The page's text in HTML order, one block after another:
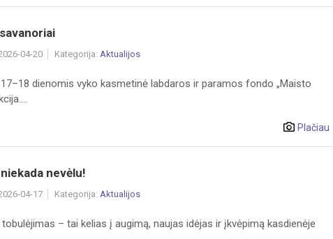
04-20 Kategorija: Aktualijos
17–18 dienomis vyko kasmetinė labdaros ir paramos fondo „Maisto
Plačiau
nevėlu!
04-17 Kategorija: Aktualijos
– tai kelias į augimą, naujas idėjas ir įkvėpimą kasdienėje